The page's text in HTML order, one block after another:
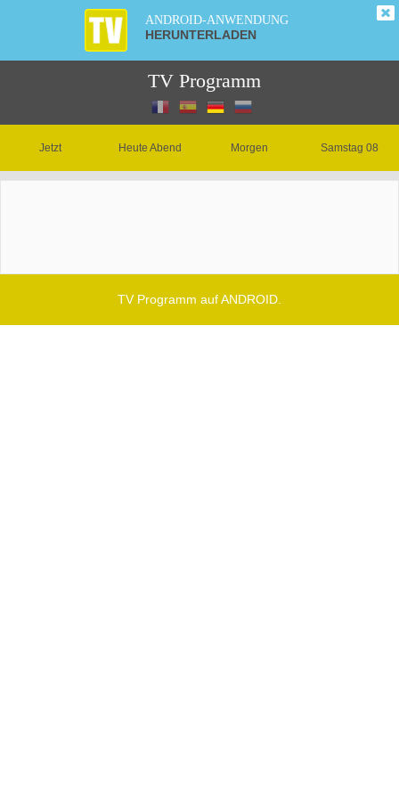
ANDROID-ANWENDUNG
HERUNTERLADEN
TV Programm
Jetzt Heute Abend Morgen Samstag 08
TV Programm auf ANDROID.